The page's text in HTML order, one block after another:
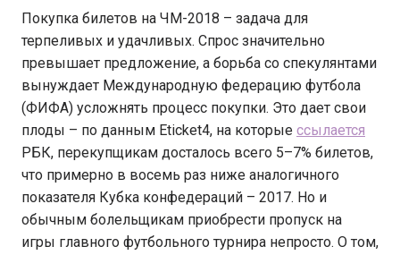
Покупка билетов на ЧМ-2018 – задача для
терпеливых и удачливых. Спрос значительно
превышает предложение, а борьба со спекулянтами
вынуждает Международную федерацию футбола
(ФИФА) усложнять процесс покупки. Это дает свои
плоды – по данным Eticket4, на которые ссылается
РБК, перекупщикам досталось всего 5–7% билетов,
что примерно в восемь раз ниже аналогичного
показателя Кубка конфедераций – 2017. Но и
обычным болельщикам приобрести пропуск на
игры главного футбольного турнира непросто. О том,